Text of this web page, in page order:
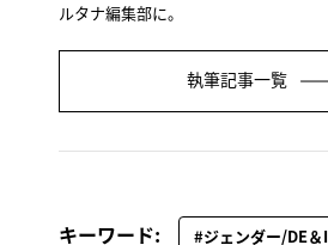
ルタナ編集部に。
執筆記事一覧
キーワード: #ジェンダー/DE＆I